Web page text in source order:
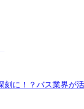
刻に！？バス業界が